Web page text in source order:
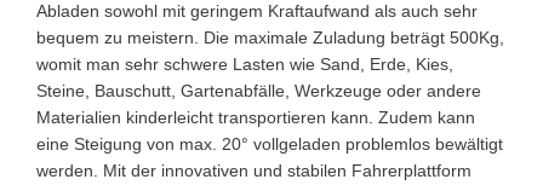
Abladen sowohl mit geringem Kraftaufwand als auch sehr
bequem zu meistern. Die maximale Zuladung beträgt 500Kg,
womit man sehr schwere Lasten wie Sand, Erde, Kies,
Steine, Bauschutt, Gartenabfälle, Werkzeuge oder andere
Materialien kinderleicht transportieren kann. Zudem kann
eine Steigung von max. 20° vollgeladen problemlos bewältigt
werden. Mit der innovativen und stabilen Fahrerplattform